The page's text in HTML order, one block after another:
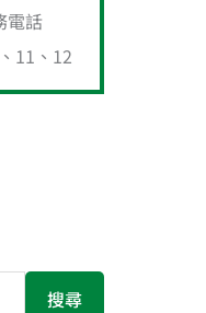
電話
11、12
搜尋